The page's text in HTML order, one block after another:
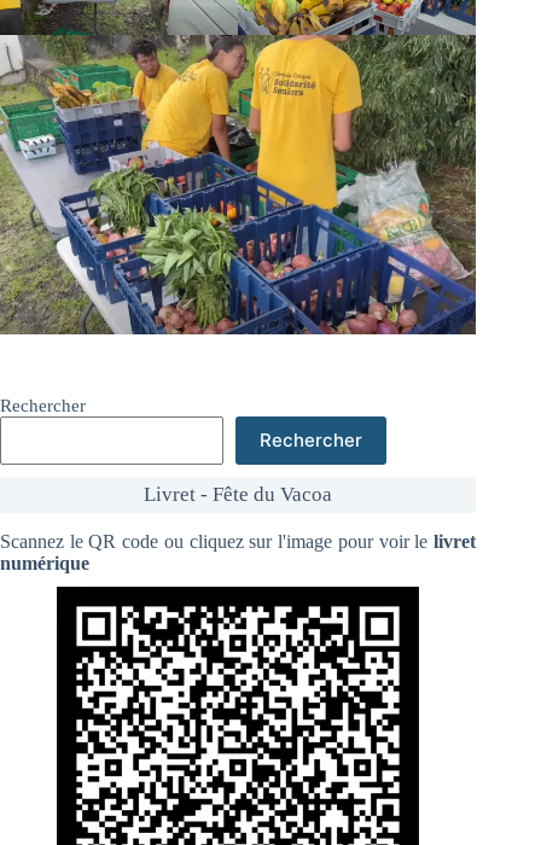
Rechercher
Rechercher
Livret - Fête du Vacoa
Scannez le QR code ou cliquez sur l'image pour voir lelivret
numérique